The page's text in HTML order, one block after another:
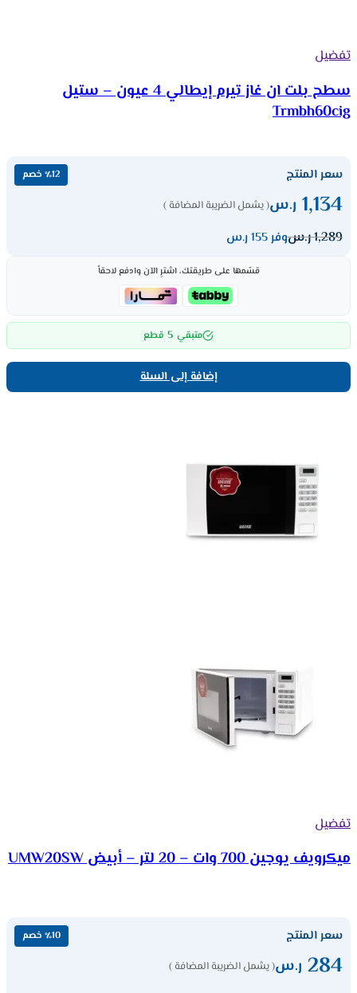
تفضيل
سطح بلت ان غاز تيرم إيطالي 4 عيون – ستيل
Trmbh60cig
سعر المنتج ٪12 خصم
1,134 ر.س( يشمل الضريبة المضافة )
1,289ر.سوفر 155 ر.س
قسّمها على طريقتك، اشترِ الآن وادفع لاحقاً
متبقي 5 قطع
إضافة إلى السلة
تفضيل
ميكرويف يوجين 700 وات – 20 لتر – أبيض UMW20SW
سعر المنتج ٪10 خصم
284 ر.س( يشمل الضريبة المضافة )